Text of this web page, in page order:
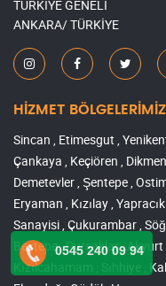
TÜRKİYE GENELİ
ANKARA/ TÜRKİYE
HİZMET BÖLGELERİMİZ
Sincan , Etimesgut ,
Çankaya , Keçiören ,
Demetevler , Şentepe ,
Eryaman , Kızılay ,
Sanayisi , Çukurambar ,
Beştepe , Pursaklar ,
Kızılcahamam , Sıhhiye ,
0545 240 09 94